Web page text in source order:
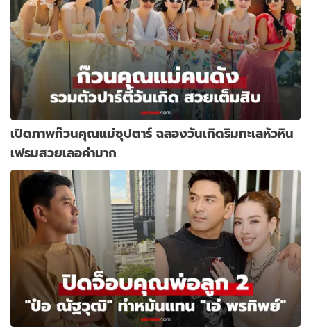
เปิดภาพก๊วนคุณแม่ซุปตาร์ ฉลองวันเกิดริมทะเลหัวหิน
เฟรมสวยเลอค่ามาก